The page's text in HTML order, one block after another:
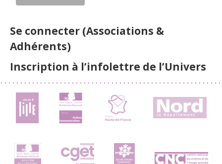
Se connecter (Associations &
Adhérents)
Inscription à l’infolettre de l’Univers